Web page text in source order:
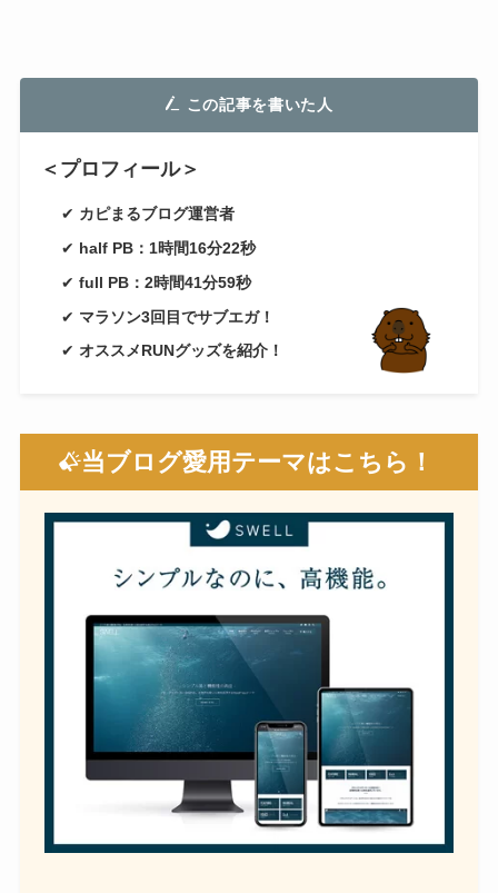
この記事を書いた人
＜プロフィール＞
カピまるブログ運営者
half PB：1時間16分22秒
full PB：2時間41分59秒
マラソン3回目でサブエガ！
オススメRUNグッズを紹介！
当ブログ愛用テーマはこちら！